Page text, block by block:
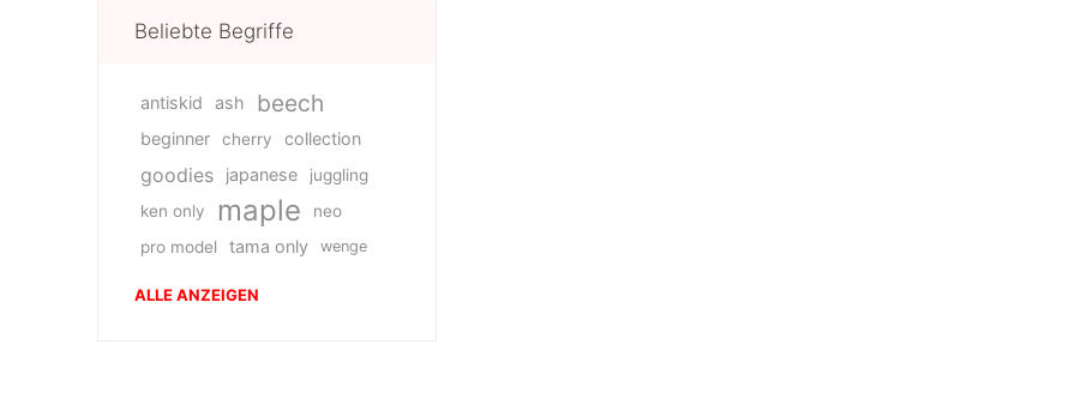
Beliebte Begriffe
antiskid ash beech
beginner cherry collection
goodies japanese
juggling
ken only
maple
neo
pro model
tama only wenge
ALLE ANZEIGEN